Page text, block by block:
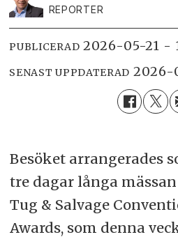
REPORTER
PUBLICERAD 2026-05-21 -
SENAST UPPDATERAD
Besöket arrangerades
tre dagar långa
Tug & Salvage
Awards, som denna